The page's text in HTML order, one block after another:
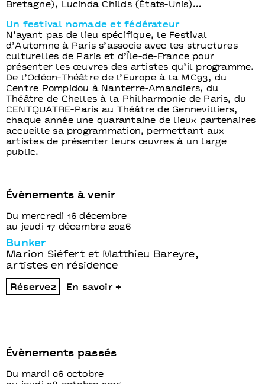
Bretagne), Lucinda Childs (États-Unis)…
Un festival nomade et fédérateur
N’ayant pas de lieu spécifique, le Festival
d’Automne à Paris s’associe avec les structures
culturelles de Paris et d’Île-de-France pour
présenter les œuvres des artistes qu’il programme.
De l’Odéon-Théâtre de l’Europe à la MC93, du
Centre Pompidou à Nanterre-Amandiers, du
Théâtre de Chelles à la Philharmonie de Paris, du
CENTQUATRE-Paris au Théâtre de Gennevilliers,
chaque année une quarantaine de lieux partenaires
accueille sa programmation, permettant aux
artistes de présenter leurs œuvres à un large
public.
Évènements à venir
Du mercredi 16 décembre
au jeudi 17 décembre 2026
Bunker
Marion Siéfert et Matthieu Bareyre,
artistes en résidence
Réservez En savoir +
Évènements passés
Du mardi 06 octobre